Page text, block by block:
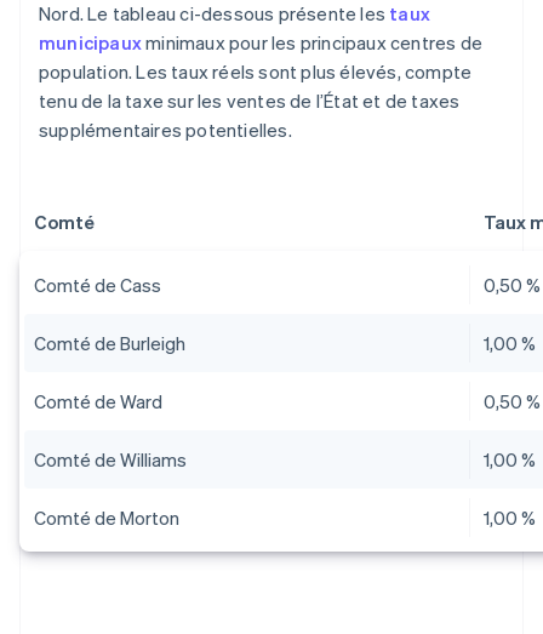
Nord. Le tableau ci-dessous présente les taux
municipauxminimaux pour les principaux centres de
population. Les taux réels sont plus élevés, compte
tenu de la taxe sur les ventes de l’État et de taxes
supplémentaires potentielles.
Comté Taux
Comté de Cass 0,50 %
Comté de Burleigh 1,00 %
Comté de Ward 0,50 %
Comté de Williams 1,00 %
Comté de Morton 1,00 %